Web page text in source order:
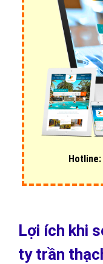
Hotline:
Lợi ích khi
ty trần